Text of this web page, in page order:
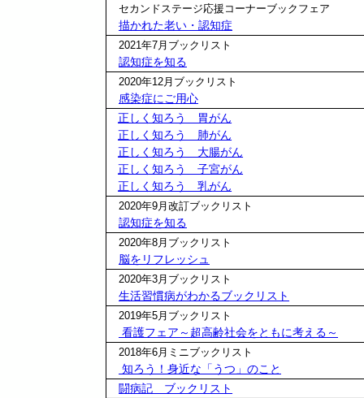
セカンドステージ応援コーナーブックフェア
描かれた老い・認知症
2021年7月ブックリスト
認知症を知る
2020年12月ブックリスト
感染症にご用心
正しく知ろう 胃がん
正しく知ろう 肺がん
正しく知ろう 大腸がん
正しく知ろう 子宮がん
正しく知ろう 乳がん
2020年9月改訂ブックリスト
認知症を知る
2020年8月ブックリスト
脳をリフレッシュ
2020年3月ブックリスト
生活習慣病がわかるブックリスト
2019年5月ブックリスト
看護フェア～超高齢社会をともに考える～
2018年6月ミニブックリスト
知ろう！身近な「うつ」のこと
闘病記 ブックリスト